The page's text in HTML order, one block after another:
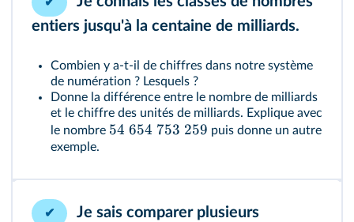
entiers jusqu'à la centaine de milliards.
Combien y a-t-il de chiffres dans notre système
de numération ? Lesquels ?
Donne la différence entre le nombre de milliards
et le chiffre des unités de milliards. Explique avec
le nombre 54 654 753 259 puis donne un autre
exemple.
✔
Je sais comparer plusieurs